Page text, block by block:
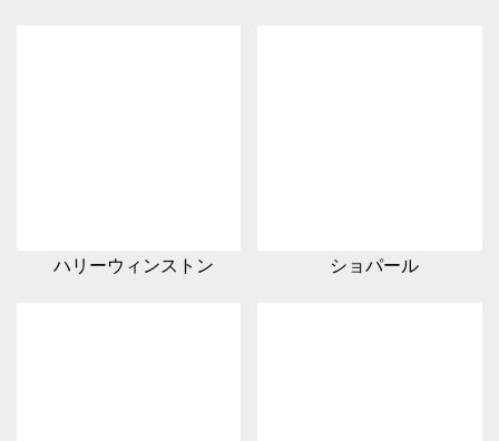
ハリーウィンストン ショパール